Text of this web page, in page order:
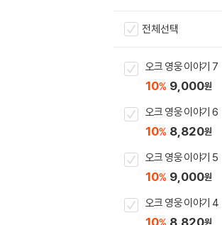
전체선택
오크 영웅 이야기 7
10% 9,000원
오크 영웅 이야기 6
10% 8,820원
오크 영웅 이야기 5
10% 9,000원
오크 영웅 이야기 4
10 8,820원